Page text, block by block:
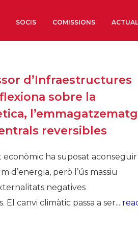
Òrgans de Govern
Òrgans Consultius
Estructura Executiva
Institut d’Estudis
Econòmics i Socials
Organitzacions
Organitzacions
SOCIS COMISSIONS
d’Infraestructures
sobre la
reversibles
ha suposat aconseguir
d’energia, però l’ús massiu
negatives
El canvi climàtic passa a ser...